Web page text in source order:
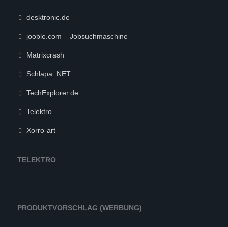
desktronic.de
jooble.com – Jobsuchmaschine
Matrixcrash
Schlapa .NET
TechExplorer.de
Telektro
Xorro-art
TELEKTRO
PRODUKTVORSCHLAG (WERBUNG)